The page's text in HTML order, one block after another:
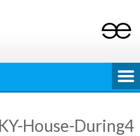
content
KY-House-During4